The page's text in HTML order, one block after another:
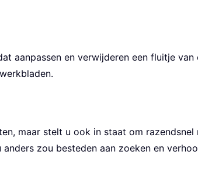
aanpassen en verwijderen een fluitje
maar stelt u ook in staat om
zou besteden aan zoeken en